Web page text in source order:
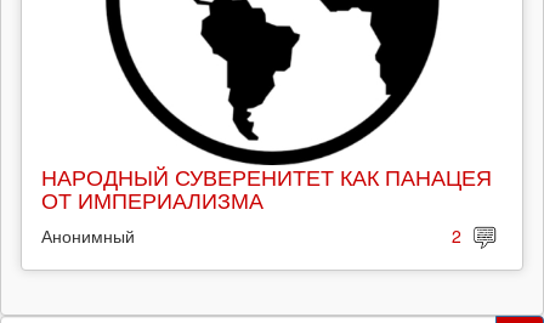
НАРОДНЫЙ СУВЕРЕНИТЕТ КАК ПАНАЦЕЯ
ОТ ИМПЕРИАЛИЗМА
Анонимный 2